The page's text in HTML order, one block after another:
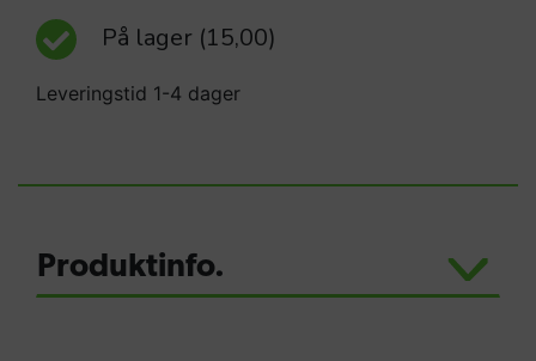
På lager (15,00)
Leveringstid 1-4 dager
Produktinfo.